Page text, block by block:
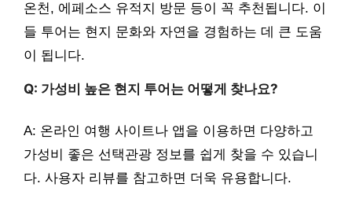
온천, 에페소스 유적지 방문 등이 꼭 추천됩니다. 이
들 투어는 현지 문화와 자연을 경험하는 데 큰 도움
이 됩니다.
Q: 가성비 높은 현지 투어는 어떻게 찾나요?
A: 온라인 여행 사이트나 앱을 이용하면 다양하고
가성비 좋은 선택관광 정보를 쉽게 찾을 수 있습니
다. 사용자 리뷰를 참고하면 더욱 유용합니다.